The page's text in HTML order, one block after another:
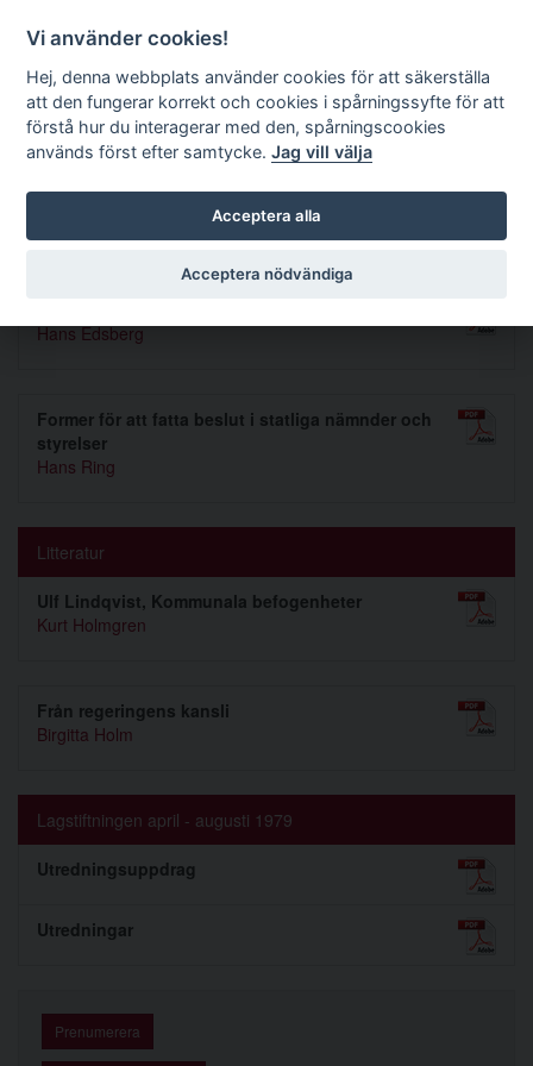
Förvaltningsrättslig tidskrift
Sök
Nummer 1979 4
Hans Edsberg
Former för att fatta beslut i statliga nämnder och
styrelser
Hans Ring
Litteratur
Ulf Lindqvist, Kommunala befogenheter
Kurt Holmgren
Från regeringens kansli
Birgitta Holm
Lagstiftningen april - augusti 1979
Utredningsuppdrag
Utredningar
Prenumerera
Vi använder cookies!
Hej, denna webbplats använder cookies för att säkerställa
att den fungerar korrekt och cookies i spårningssyfte för att
förstå hur du interagerar med den, spårningscookies
används först efter samtycke.Jag vill välja
Acceptera alla
Acceptera nödvändiga